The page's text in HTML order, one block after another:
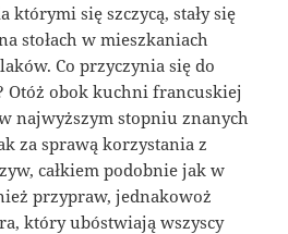
którymi się szczycą, stały się
stołach w mieszkaniach
Co przyczynia się do
Otóż obok kuchni francuskiej
najwyższym stopniu znanych
za sprawą korzystania z
całkiem podobnie jak w
przypraw, jednakowoż
który ubóstwiają wszyscy